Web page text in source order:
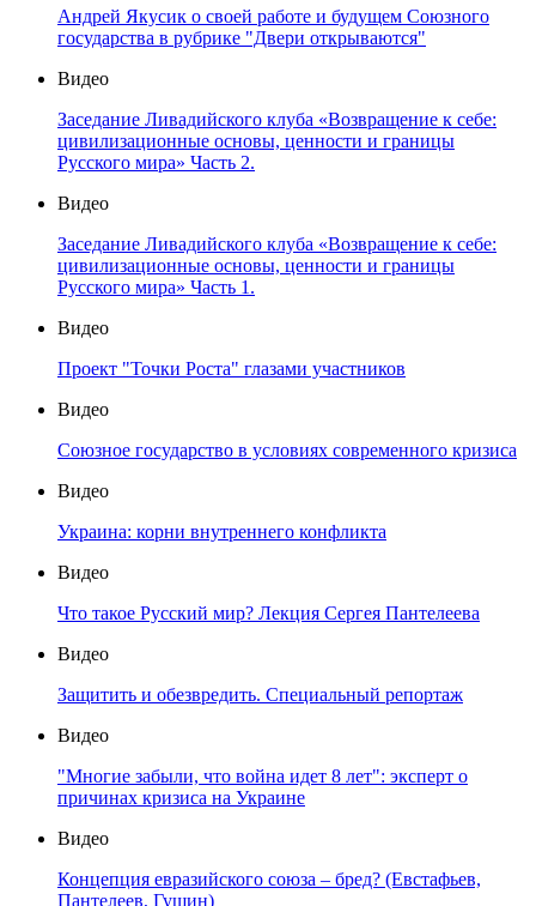
Андрей Якусик о своей работе и будущем Союзного
государства в рубрике "Двери открываются"
Видео
Заседание Ливадийского клуба «Возвращение к себе:
цивилизационные основы, ценности и границы
Русского мира» Часть 2.
Видео
Заседание Ливадийского клуба «Возвращение к себе:
цивилизационные основы, ценности и границы
Русского мира» Часть 1.
Видео
Проект "Точки Роста" глазами участников
Видео
Союзное государство в условиях современного кризиса
Видео
Украина: корни внутреннего конфликта
Видео
Что такое Русский мир? Лекция Сергея Пантелеева
Видео
Защитить и обезвредить. Специальный репортаж
Видео
"Многие забыли, что война идет 8 лет": эксперт о
причинах кризиса на Украине
Видео
Концепция евразийского союза – бред? (Евстафьев,
Пантелеев, Гущин)